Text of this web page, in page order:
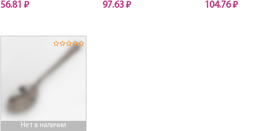
56.81 ₽ 97.63 ₽ 104.76 ₽
Нет в наличии